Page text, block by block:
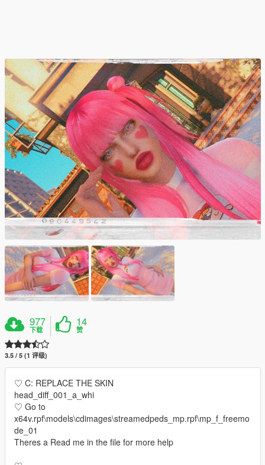
977
下载
14
赞
3.5 / 5 (1 评级)
♡ C: REPLACE THE SKIN
head_diff_001_a_whi
♡ Go to
x64v.rpf\models\cdimages\streamedpeds_mp.rpf\mp_f_freemo
de_01
Theres a Read me in the file for more help